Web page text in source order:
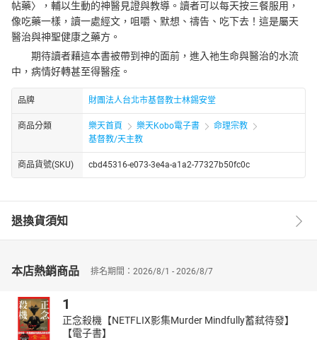
帖藥〉，輔以生動的神醫見證與教導。讀者可以每天按三餐服用，
像吃藥一樣，讀一處經文，咀嚼、默想、禱告、吃下去！這是屬天
醫治與神聖健康之藥方。
期待讀者藉這本書被帶到神的面前，進入祂生命與醫治的水流
中，病情好轉甚至得醫痊。
品牌 財團法人台北市基督教士林錫安堂
商品分類 樂天首頁 樂天Kobo電子書
命理宗教
基督教/天主教
商品貨號(SKU) cbd45316-e073-3e4a-a1a2-77327b50fc0c
退換貨須知
本店熱銷商品 排名期間：2026/8/1 - 2026/8/7
1
正念殺機【NETFLIX影集Murder Mindfully蓄弒待發】
【電子書】